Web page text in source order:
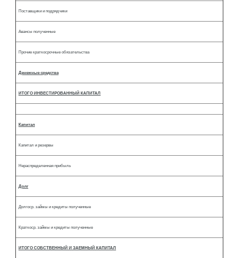
Поставщики и подрядчики
Авансы полученные
Прочие краткосрочные обязательства
Денежные средства
ИТОГО ИНВЕСТИРОВАННЫЙ КАПИТАЛ
Капитал
Капитал и резервы
Нераспределенная прибыль
Долг
Долгоср. займы и кредиты полученные
Краткоср. займы и кредиты полученные
ИТОГО СОБСТВЕННЫЙ И ЗАЕМНЫЙ КАПИТАЛ